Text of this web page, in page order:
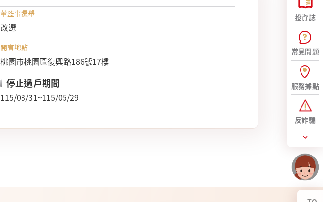
董監事選舉
改選
開會地點
桃園市桃園區復興路186號17樓
停止過戶期間
115/03/31~115/05/29
投資誌
常見問題
服務據點
反詐騙